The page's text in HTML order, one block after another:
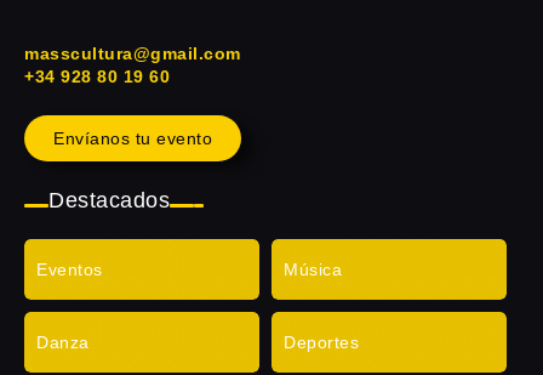
masscultura@gmail.com
+34 928 80 19 60
Envíanos tu evento
Destacados
Eventos Música
Danza Deportes